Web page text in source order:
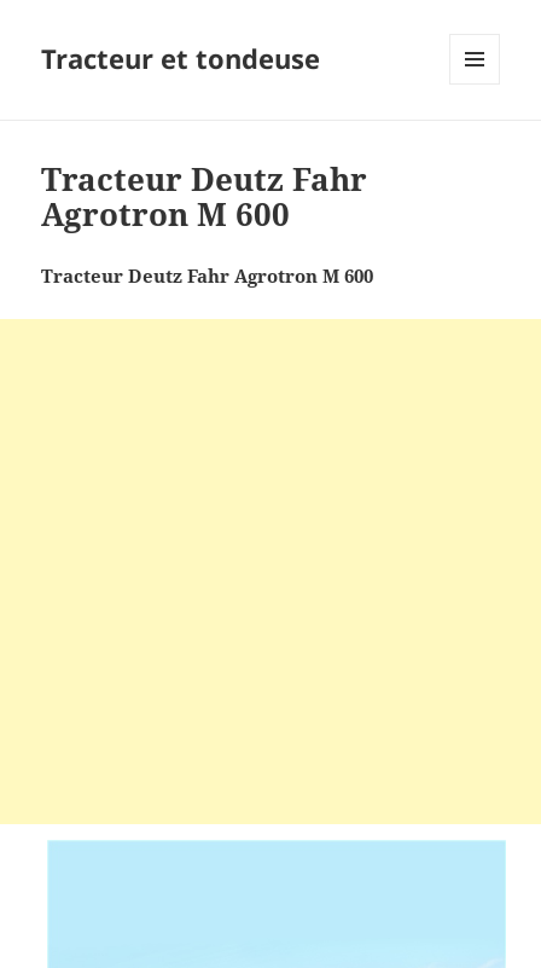
Tracteur et tondeuse
Tracteur Deutz Fahr
Agrotron M 600
Tracteur Deutz Fahr Agrotron M 600